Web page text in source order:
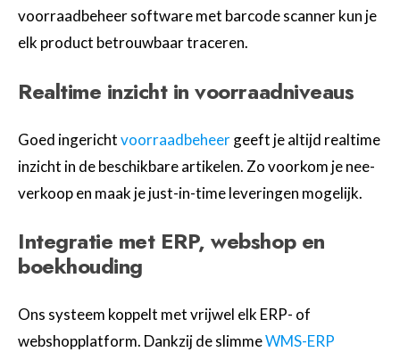
voorraadbeheer software met barcode scanner kun je
elk product betrouwbaar traceren.
Realtime inzicht in voorraadniveaus
Goed ingerichtvoorraadbeheergeeft je altijd realtime
inzicht in de beschikbare artikelen. Zo voorkom je nee-
verkoop en maak je just-in-time leveringen mogelijk.
Integratie met ERP, webshop en
boekhouding
Ons systeem koppelt met vrijwel elk ERP- of
webshopplatform. Dankzij deslimmeWMS-ERP